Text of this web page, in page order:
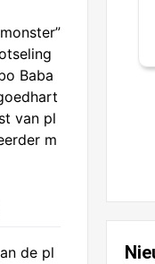
Baba
van pl
m
de pl